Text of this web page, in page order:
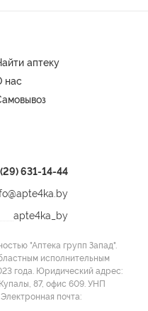
аптеку
нас
631-14-44
apte4ka_by
"Аптека групп Запад".
исполнительным
года. Юридический адрес:
87, офис 609. УНП
почта: